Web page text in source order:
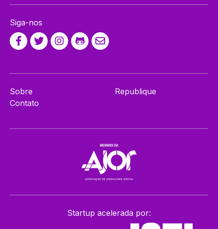
Siga-nos
Sobre
Contato
Republique
Startup acelerada por: